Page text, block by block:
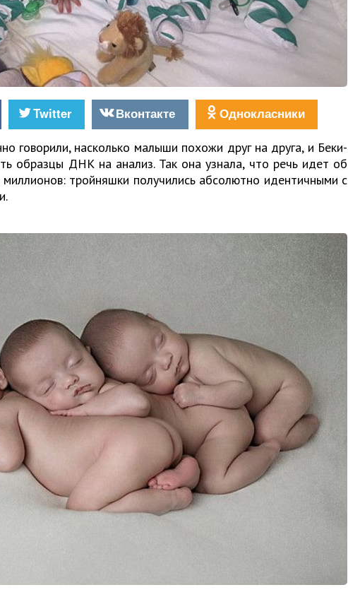
Twitter Вконтакте Однокласники
говорили, насколько малыши похожи друг на друга, и Беки-
образцы ДНК на анализ. Так она узнала, что речь идет об
тройняшки получились абсолютно идентичными с